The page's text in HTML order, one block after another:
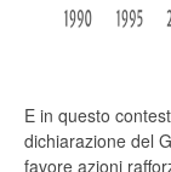
E in questo
dichiarazione del
favore azioni